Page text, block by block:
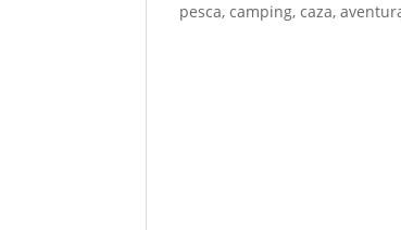
pesca, camping, caza,